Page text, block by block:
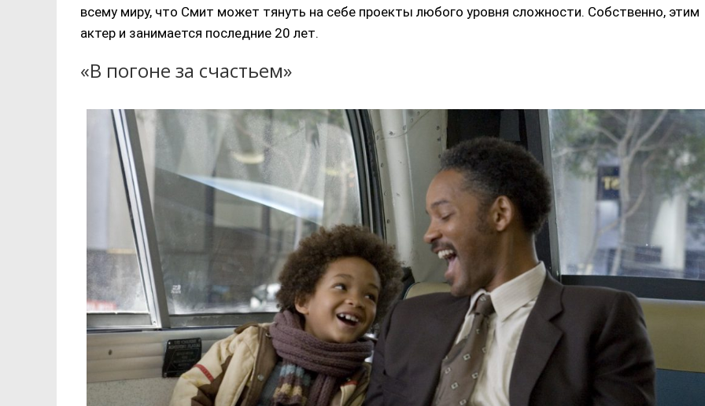
всему миру, что Смит может тянуть на себе проекты любого уровня сложности. Собственно, этим
актер и занимается последние 20 лет.
«В погоне за счастьем»